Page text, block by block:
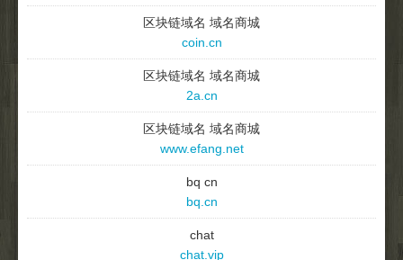
区块链域名 域名商城
coin.cn
区块链域名 域名商城
2a.cn
区块链域名 域名商城
www.efang.net
bq cn
bq.cn
chat
chat.vip